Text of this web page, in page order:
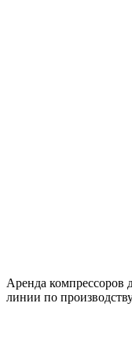
Аренда компрессоров
линии по